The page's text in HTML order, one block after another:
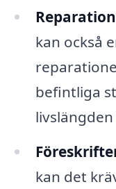
kan också
befintliga
kan det